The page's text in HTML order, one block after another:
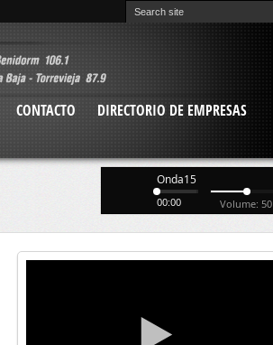
CONTACTO
DIRECTORIO DE EMPRESAS
Onda15
00:00 Volume: 50